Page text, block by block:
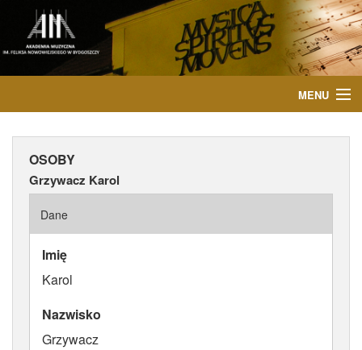
MENU
AKTUALNOŚCI
WYDARZENIA
PUBLIKACJE
OSOBY
Grzywacz Karol
Dane
Imię
Karol
Nazwisko
Grzywacz